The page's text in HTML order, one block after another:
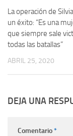
La operación de
un éxito: “Es una
que siempre sale
todas las batallas”
ABRIL 25, 2020
DEJA UNA
Comentario*